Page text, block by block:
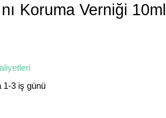
Koruma Verniği 10ml
1-3 iş günü